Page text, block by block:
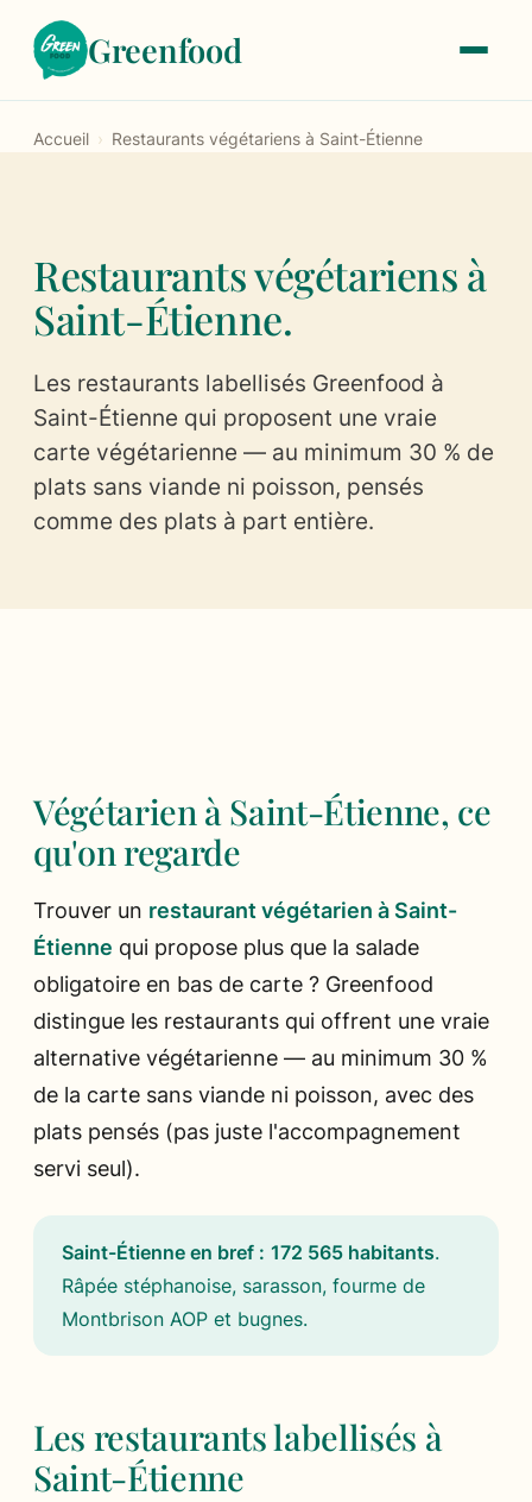
Greenfood
Le label
Notre histoire
Les critères de labellisation
Les tarifs
Trouver un restaurant
Devenir labellisé
Accueil › Restaurants végétariens à Saint-Étienne
Restaurants végétariens à
Saint-Étienne.
Les restaurants labellisés Greenfood à
Saint-Étienne qui proposent une vraie
carte végétarienne — au minimum 30 % de
plats sans viande ni poisson, pensés
comme des plats à part entière.
Végétarien à Saint-Étienne, ce
qu'on regarde
Trouver un restaurant végétarien à Saint-
Étienne qui propose plus que la salade
obligatoire en bas de carte ? Greenfood
distingue les restaurants qui offrent une vraie
alternative végétarienne — au minimum 30 %
de la carte sans viande ni poisson, avec des
plats pensés (pas juste l'accompagnement
servi seul).
Saint-Étienne en bref : 172 565 habitants.
Râpée stéphanoise, sarasson, fourme de
Montbrison AOP et bugnes.
Les restaurants labellisés à
Saint-Étienne